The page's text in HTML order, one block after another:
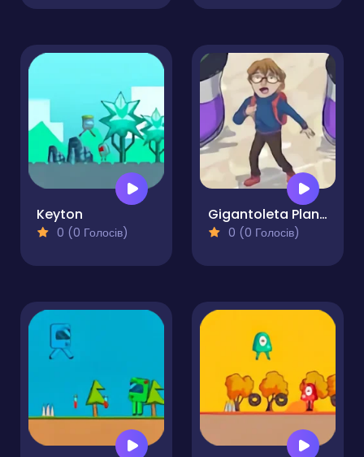
Keyton
0 (0 Голосів)
Gigantoleta Planet of Giants
0 (0 Голосів)